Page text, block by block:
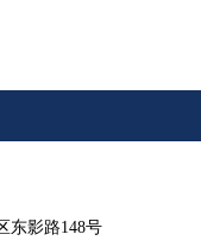
东影路148号